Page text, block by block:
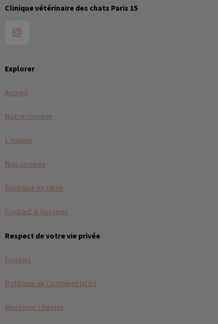
Explorer
Accueil
Notre clinique
L'équipe
Nos services
Boutique en ligne
Contact & horaires
Respect de votre vie privée
Cookies
Politique de Confidentialité
Mentions Légales
Clinique vétérinaire des chats Paris 15